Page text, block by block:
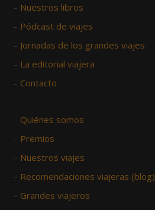
– Nuestros libros
– Pódcast de viajes
– Jornadas de los grandes viajes
– La editorial viajera
– Contacto
– Quiénes somos
– Premios
– Nuestros viajes
– Recomendaciones viajeras (blog)
– Grandes viajeros